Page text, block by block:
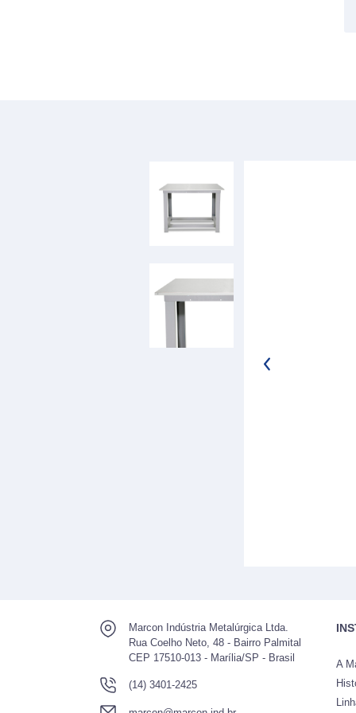
Marcon Indústria Metalúrgica Ltda.
Rua Coelho Neto, 48 - Bairro Palmital
CEP 17510-013 - Marília/SP - Brasil
(14) 3401-2425
A